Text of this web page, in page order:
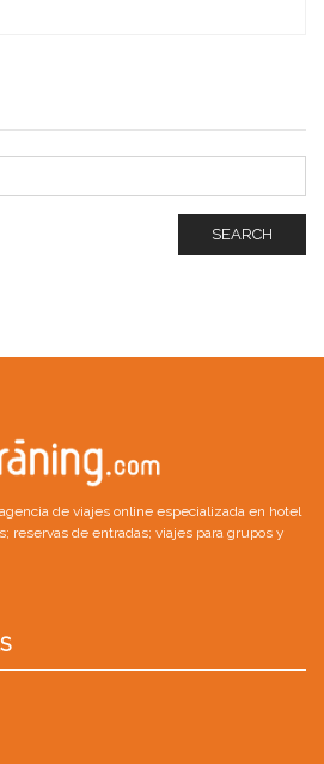
SEARCH
de viajes online especializada en hotel
; reservas de entradas; viajes para grupos y